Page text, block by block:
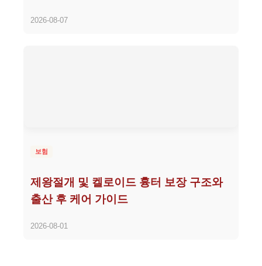
2026-08-07
보험
제왕절개 및 켈로이드 흉터 보장 구조와
출산 후 케어 가이드
2026-08-01